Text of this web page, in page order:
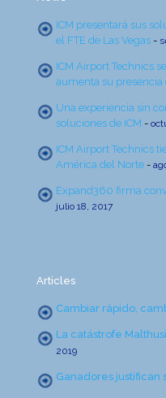
ICM presentará sus
el FTE de Las Vegas -
ICM Airport Technics
aumenta su presencia
Una experiencia sin
soluciones de ICM -
ICM Airport Technics
América del Norte -
Expand360 firma
julio 18, 2017
Articles
Cambiar rápido,
La catástrofe
2019
Ganadores justifican